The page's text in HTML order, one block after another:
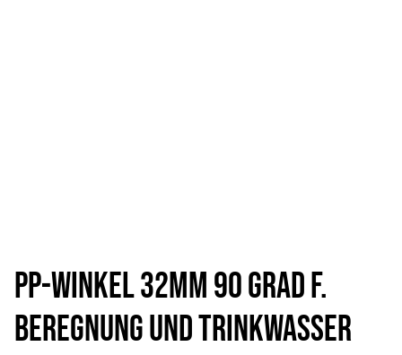
PP-Winkel 32mm 90 Grad f.
Beregnung und Trinkwasser